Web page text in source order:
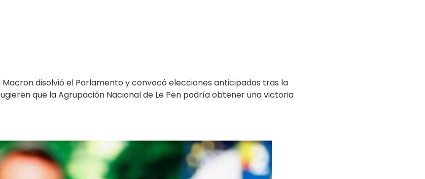
disolvió el Parlamento y convocó elecciones anticipadas tras la
que la Agrupación Nacional de Le Pen podría obtener una victoria